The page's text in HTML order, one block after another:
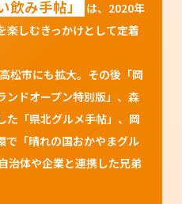
み手帖」
は、2020年
楽しむきっかけとして定着
松市にも拡大。その後「岡
ンドオープン特別版」、森
た「県北グルメ手帖」、岡
で「晴れの国おかやまグル
治体や企業と連携した兄弟